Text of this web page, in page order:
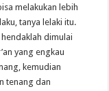
melakukan lebih
tanya lelaki itu.
dimulai
yang engkau
kemudian
tenang dan